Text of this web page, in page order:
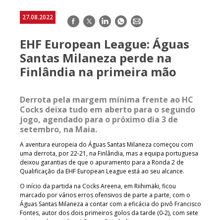
27.08.2022 Facebook
TwitterLinkedInWhatsApp
E-
EHF European League: Águas
Santas Milaneza perde na
Finlândia na primeira mão
Derrota pela margem mínima frente ao HC
Cocks deixa tudo em aberto para o segundo
jogo, agendado para o próximo dia 3 de
setembro, na Maia.
A aventura europeia do Águas Santas Milaneza começou com
uma derrota, por 22-21, na Finlândia, mas a equipa portuguesa
deixou garantias de que o apuramento para a Ronda 2 de
Qualificação da EHF European League está ao seu alcance.
O início da partida na Cocks Areena, em Riihimäki, ficou
marcado por vários erros ofensivos de parte a parte, com o
Águas Santas Milaneza a contar com a eficácia do pivô Francisco
Fontes, autor dos dois primeiros golos da tarde (0-2), com sete